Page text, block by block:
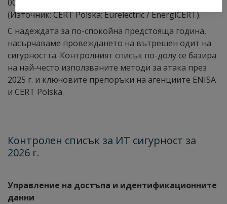
000 инцидента годишно) и здравеопазването
(Източник: CERT Polska; Eurelectric / EnergiCERT).
С надеждата за по-спокойна предстояща година,
насърчаваме провеждането на вътрешен одит на
сигурността. Контролният списък по-долу се базира
на най-често използваните методи за атака през
2025 г. и ключовите препоръки на агенциите ENISA
и CERT Polska.
Контролен списък за ИТ сигурност за
2026 г.
Управление на достъпа и идентификационните
данни